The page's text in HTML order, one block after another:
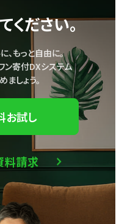
ください。
、もっと自由に。
ン寄付DXシステム
しょう。
お試し
料請求